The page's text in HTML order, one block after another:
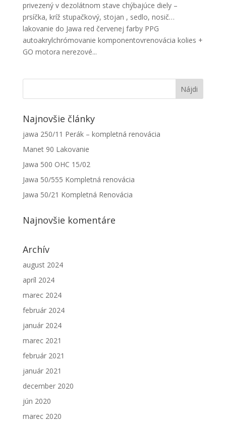
privezený v dezolátnom stave chýbajúce diely –
prsíčka, kríž stupačkový, stojan , sedlo, nosič…
lakovanie do Jawa red červenej farby PPG
autoakrylchrómovanie komponentovrenovácia kolies +
GO motora nerezové...
Najnovšie články
jawa 250/11 Perák – kompletná renovácia
Manet 90 Lakovanie
Jawa 500 OHC 15/02
Jawa 50/555 Kompletná renovácia
Jawa 50/21 Kompletná Renovácia
Najnovšie komentáre
Archív
august 2024
apríl 2024
marec 2024
február 2024
január 2024
marec 2021
február 2021
január 2021
december 2020
jún 2020
marec 2020